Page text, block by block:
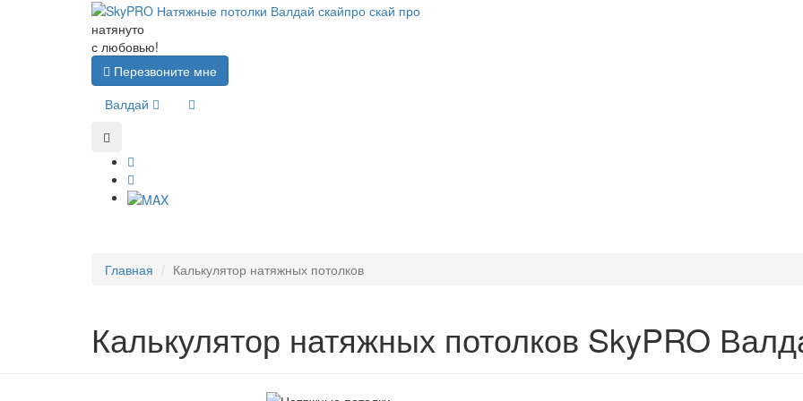
натянуто
с любовью!
Перезвоните мне
Валдай
Главная Калькулятор натяжных потолков
Калькулятор натяжных потолков SkyPRO